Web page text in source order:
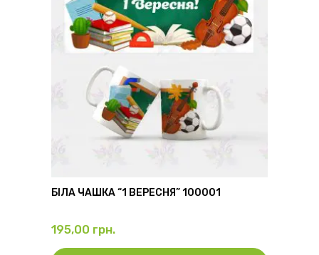
БІЛА ЧАШКА “1 ВЕРЕСНЯ” 100001
195,00 грн.